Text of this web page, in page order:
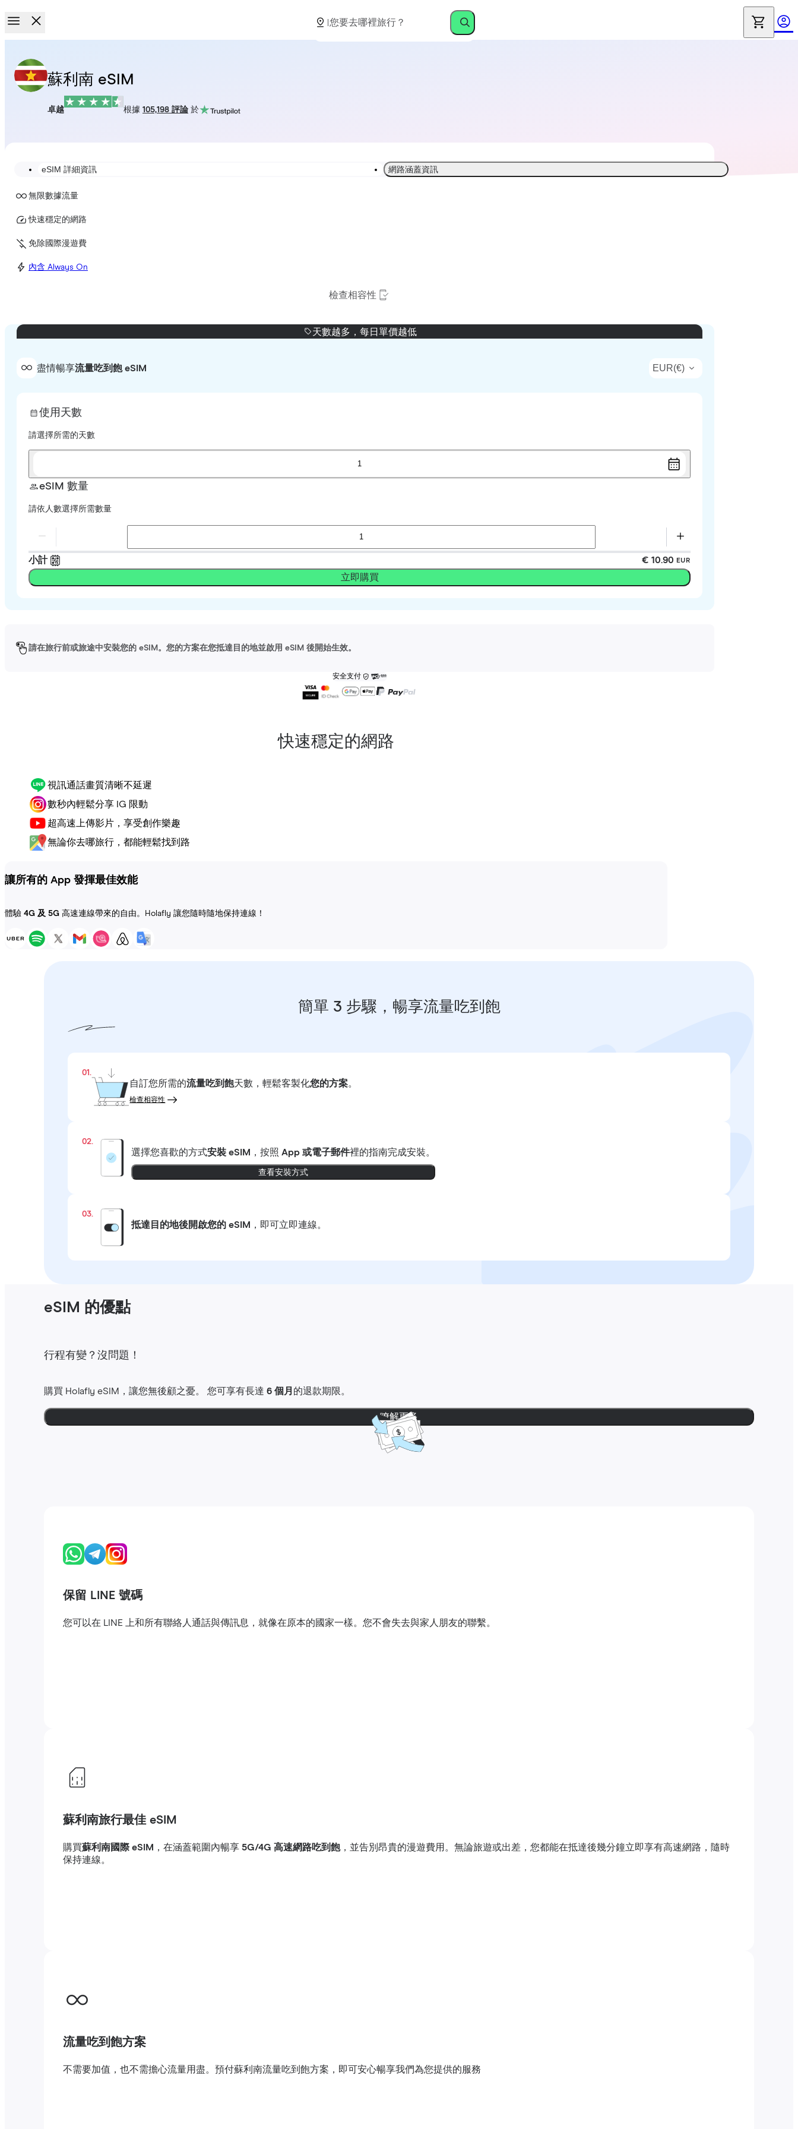
蘇利南 eSIM
卓越 根據 105,198 評論 於
eSIM 詳細資訊 網路涵蓋資訊
無限數據流量
快速穩定的網路
免除國際漫遊費
內含 Always On
檢查相容性
天數越多，每日單價越低
盡情暢享流量吃到飽 eSIM EUR(€)
使用天數
請選擇所需的天數
1
eSIM 數量
請依人數選擇所需數量
小計 € 10.90 EUR
立即購買
請在旅行前或旅途中安裝您的 eSIM。您的方案在您抵達目的地並啟用 eSIM 後開始生效。
安全支付
快速穩定的網路
視訊通話畫質清晰不延遲
數秒內輕鬆分享 IG 限動
超高速上傳影片，享受創作樂趣
無論你去哪旅行，都能輕鬆找到路
讓所有的 App 發揮最佳效能
體驗 4G 及 5G 高速連線帶來的自由。Holafly 讓您隨時隨地保持連線！
簡單 3 步驟，暢享流量吃到飽
01.
自訂您所需的流量吃到飽天數，輕鬆客製化您的方案。
檢查相容性
02.
選擇您喜歡的方式安裝 eSIM ，按照 App 或電子郵件裡的指南完成安裝。
查看安裝方式
03.
抵達目的地後開啟您的 eSIM ，即可立即連線。
eSIM 的優點
行程有變？沒問題！
購買 Holafly eSIM，讓您無後顧之憂。 您可享有長達6 個月 的退款期限。
瞭解更多
保留 LINE 號碼
您可以在 LINE 上和所有聯絡人通話與傳訊息，就像在原本的國家一樣。您不會失去與家人朋友的聯繫。
蘇利南旅行最佳 eSIM
購買蘇利南國際 eSIM ，在涵蓋範圍內暢享 5G/4G 高速網路吃到飽，並告別昂貴的漫遊費用。無論旅遊或出差，您都能在抵達後幾分鐘立即享有高速網路，隨時
保持連線。
流量吃到飽方案
不需要加值，也不需擔心流量用盡。預付蘇利南流量吃到飽方案，即可安心暢享我們為您提供的服務